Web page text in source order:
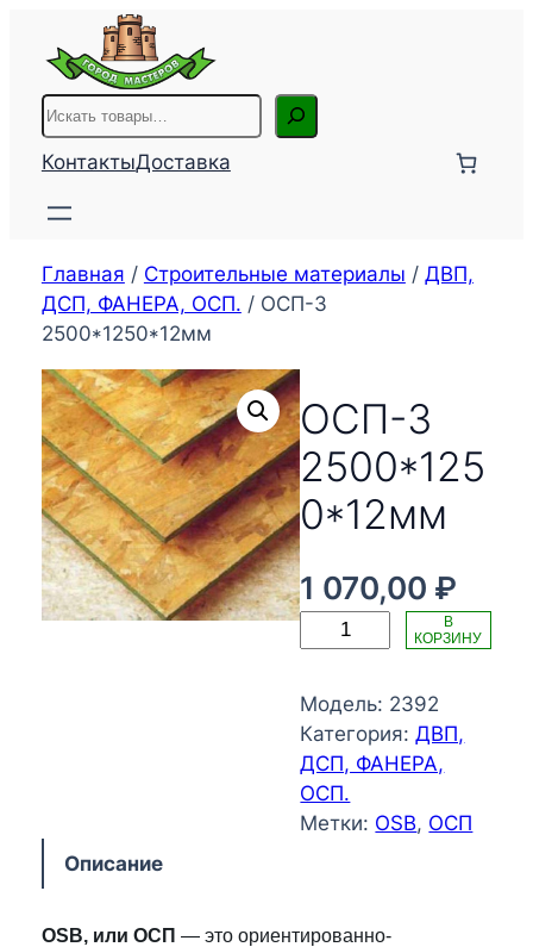
содержимому
Поиск
КонтактыДоставка
Главная / Строительные материалы / ДВП,
ДСП, ФАНЕРА, ОСП. / ОСП-3
2500*1250*12мм
ОСП-3
2500*125
0*12мм
1 070,00 ₽
К
о
и
ч
е
с
т
В
КОРЗИНУ
Модель: 2392
Категория:ДВП,
ДСП, ФАНЕРА,
ОСП.
Метки: OSB, ОСП
Описание
OSB, или ОСП — это ориентированно-